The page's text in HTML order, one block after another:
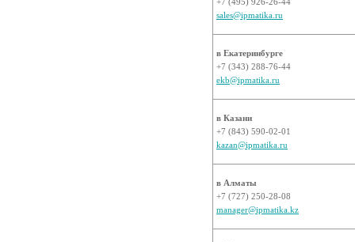
sales@ipmatika.ru
в Екатеринбурге
+7 (343) 288-76-44
ekb@ipmatika.ru
в Казани
+7 (843) 590-02-01
kazan@ipmatika.ru
в Алматы
+7 (727) 250-28-08
manager@ipmatika.kz